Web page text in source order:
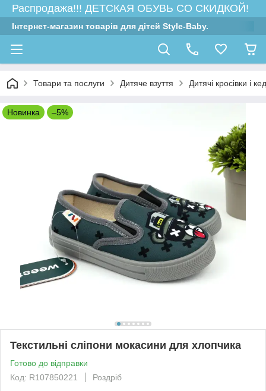
Распродажа!!! ДЕТСКАЯ ОБУВЬ СО СКИДКОЙ!
Інтернет-магазин товарів для дітей Style-Baby.
Товари та послуги Дитяче взуття Дитячі кросівки і
Новинка –5%
Текстильні сліпони мокасини для хлопчика
Готово до відправки
Код: R107850221
Роздріб